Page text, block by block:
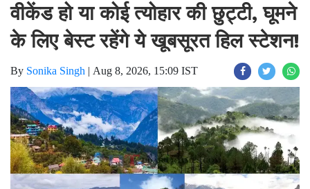
वीकेंड हो या कोई त्योहार की छुट्टी, घूमने
के लिए बेस्ट रहेंगे ये खूबसूरत हिल स्टेशन!
By Sonika Singh | Aug 8, 2026, 15:09 IST